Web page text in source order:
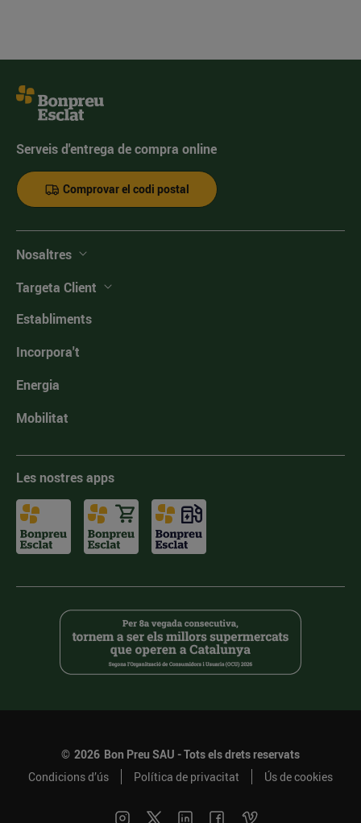
Serveis d'entrega de compra online
Comprovar el codi postal
Nosaltres
Targeta Client
Establiments
Incorpora't
Energia
Mobilitat
Les nostres apps
© 2026 Bon Preu SAU - Tots els drets reservats
Condicions d’ús
Política de privacitat Ús de cookies